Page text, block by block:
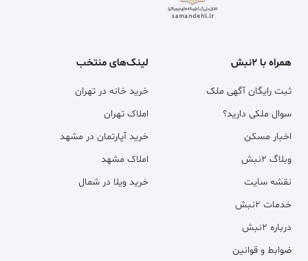
همراه با ۲نبش
ثبت رایگان آگهی ملک
سوال ملکی دارید؟
اخبار مسکن
وبلاگ ۲نبش
نقشه سایت
خدمات ۲نبش
درباره ۲نبش
ضوابط و قوانین
لینک‌های منتخب
خرید خانه در تهران
املاک تهران
خرید آپارتمان در مشهد
املاک مشهد
خرید ویلا در شمال